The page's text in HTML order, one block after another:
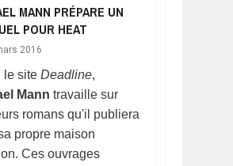
MANN PRÉPARE UN
POUR HEAT
2016
le site Deadline,
Mann travaille sur
romans qu'il publiera
propre maison
Ces ouvrages